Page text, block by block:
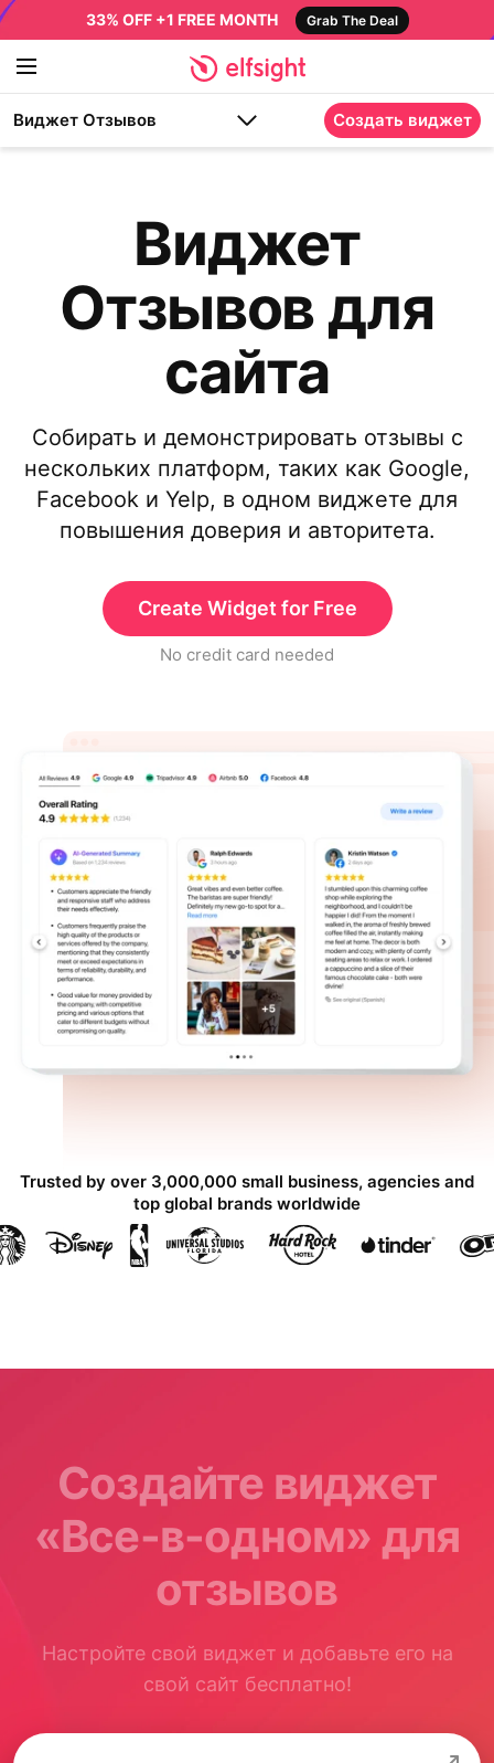
33% OFF +1 FREE MONTH Grab The Deal
Виджет Отзывов Создать виджет
Виджет
Отзывов для
сайта
Собирать и демонстрировать отзывы с
нескольких платформ, таких как Google,
Facebook и Yelp, в одном виджете для
повышения доверия и авторитета.
Create Widget for Free
No credit card needed
Trusted by over 3,000,000 small business, agencies and
top global brands worldwide
Создайте виджет
«Все-в-одном» для
отзывов
Настройте свой виджет и добавьте его на
свой сайт бесплатно!